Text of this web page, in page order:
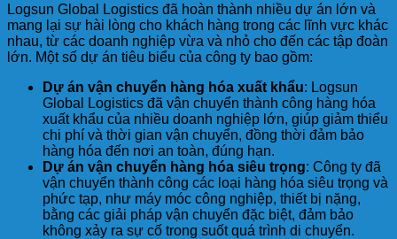
Logsun Global Logistics đã hoàn thành nhiều dự án lớn và
mang lại sự hài lòng cho khách hàng trong các lĩnh vực khác
nhau, từ các doanh nghiệp vừa và nhỏ cho đến các tập đoàn
lớn. Một số dự án tiêu biểu của công ty bao gồm:
Dự án vận chuyển hàng hóa xuất khẩu: Logsun
Global Logistics đã vận chuyển thành công hàng hóa
xuất khẩu của nhiều doanh nghiệp lớn, giúp giảm thiểu
chi phí và thời gian vận chuyển, đồng thời đảm bảo
hàng hóa đến nơi an toàn, đúng hạn.
Dự án vận chuyển hàng hóa siêu trọng: Công ty đã
vận chuyển thành công các loại hàng hóa siêu trọng và
phức tạp, như máy móc công nghiệp, thiết bị nặng,
bằng các giải pháp vận chuyển đặc biệt, đảm bảo
không xảy ra sự cố trong suốt quá trình di chuyển.